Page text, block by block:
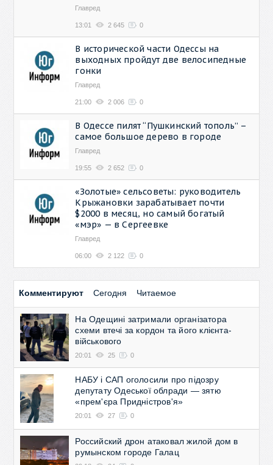
Главред
13:01 2 645 0
В исторической части Одессы на
выходных пройдут две велосипедные
гонки
Главред
21:00 2 006 0
В Одессе пилят “Пушкинский тополь” –
самое большое дерево в городе
Главред
19:55 2 652 0
«Золотые» сельсоветы: руководитель
Крыжановки зарабатывает почти
$2000 в месяц, но самый богатый
«мэр» — в Сергеевке
Главред
06:00 2 122 0
Комментируют Сегодня Читаемое
На Одещині затримали організатора
схеми втечі за кордон та його клієнта-
військового
20:01 25 0
НАБУ і САП оголосили про підозру
депутату Одеської облради — зятю
«прем'єра Придністров'я»
20:01 27 0
Российский дрон атаковал жилой дом в
румынском городе Галац